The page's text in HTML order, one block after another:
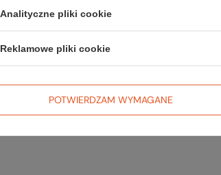
Analityczne pliki cookie
Reklamowe pliki cookie
POTWIERDZAM WYMAGANE